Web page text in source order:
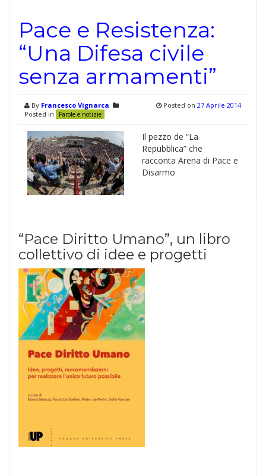
Pace e Resistenza:
“Una Difesa civile
senza armamenti”
By Francesco Vignarca
Posted in
Parole e notizie
Posted on 27 Aprile 2014
Il pezzo de “La
Repubblica” che
racconta Arena di Pace e
Disarmo
“Pace Diritto Umano”, un libro
collettivo di idee e progetti